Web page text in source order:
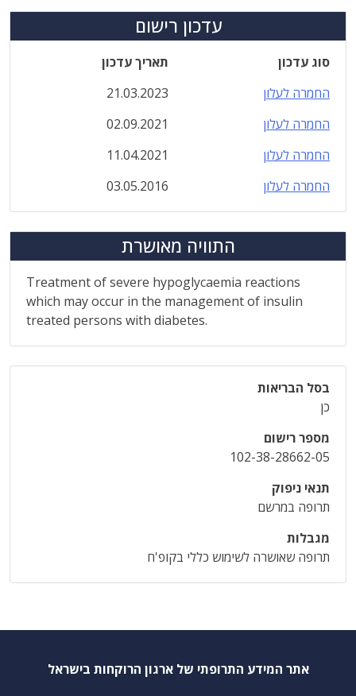
עדכון רישום
סוג עדכון
תאריך עדכון
החמרה לעלון
21.03.2023
החמרה לעלון
02.09.2021
החמרה לעלון
11.04.2021
החמרה לעלון
03.05.2016
התוויה מאושרת
Treatment of severe hypoglycaemia reactions
which may occur in the management of insulin
treated persons with diabetes.
בסל הבריאות
כן
מספר רישום
102-38-28662-05
תנאי ניפוק
תרופה במרשם
מגבלות
תרופה שאושרה לשימוש כללי בקופ'ח
אתר המידע התרופתי של ארגון הרוקחות בישראל